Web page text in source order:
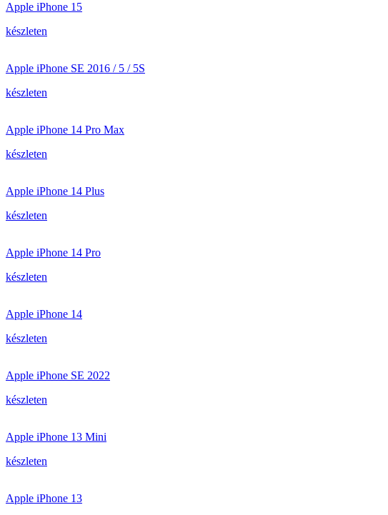
Apple iPhone 15
készleten
Apple iPhone SE 2016 / 5 / 5S
készleten
Apple iPhone 14 Pro Max
készleten
Apple iPhone 14 Plus
készleten
Apple iPhone 14 Pro
készleten
Apple iPhone 14
készleten
Apple iPhone SE 2022
készleten
Apple iPhone 13 Mini
készleten
Apple iPhone 13